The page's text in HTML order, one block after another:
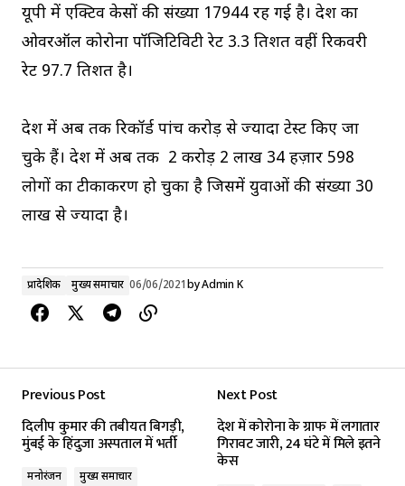
यूपी में एक्टिव केसों की संख्या 17944 रह गई है। प्रदेश का
ओवरऑल कोरोना पॉजिटिविटी रेट 3.3 प्रतिशत वहीं रिकवरी
रेट 97.7 प्रतिशत है।
प्रदेश में अब तक रिकॉर्ड पांच करोड़ से ज्यादा टेस्ट किए जा
चुके हैं। प्रदेश में अब तक 2 करोड़ 2 लाख 34 हज़ार 598
लोगों का टीकाकरण हो चुका है जिसमें युवाओं की संख्या 30
लाख से ज्यादा है।
प्रादेशिक मुख्य समाचार 06/06/2021byAdmin K
Previous Post
दिलीप कुमार की तबीयत बिगड़ी,
मुंबई के हिंदुजा अस्पताल में भर्ती
मनोरंजन
मुख्य समाचार
Next Post
देश में कोरोना के ग्राफ में लगातार
गिरावट जारी, 24 घंटे में मिले इतने
केस